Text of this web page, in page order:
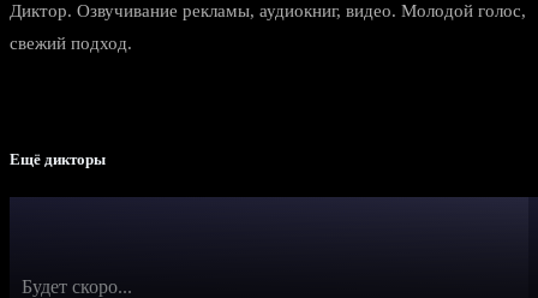
Диктор. Озвучивание рекламы, аудиокниг, видео. Молодой голос,
свежий подход.
Ещё дикторы
Будет скоро...